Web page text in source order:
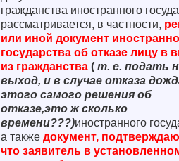
гражданства иностранного
рассматривается, в частности,
или иной документ
государства об отказе лицу в
из гражданства ( т. е. подать
выход, и в случае отказа
этого самого решения об
отказе,это ж сколько
времени???)иностранного
а также документ,
что заявитель в